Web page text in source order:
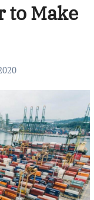
to Make